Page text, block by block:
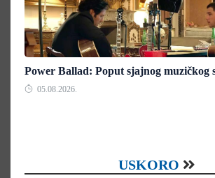
Power Ballad: Poput sjajnog muzičkog
05.08.2026.
USKORO